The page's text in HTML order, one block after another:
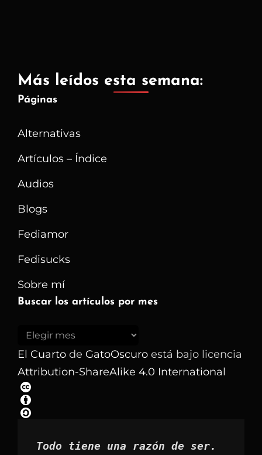
Más leídos esta semana:
Páginas
Alternativas
Artículos – Índice
Audios
Blogs
Fediamor
Fedisucks
Sobre mí
Buscar los artículos por mes
Buscar
los
artículos
por
mes
El Cuarto de GatoOscuro está bajo licencia
Attribution-ShareAlike 4.0 International
Todo tiene una razón de ser.